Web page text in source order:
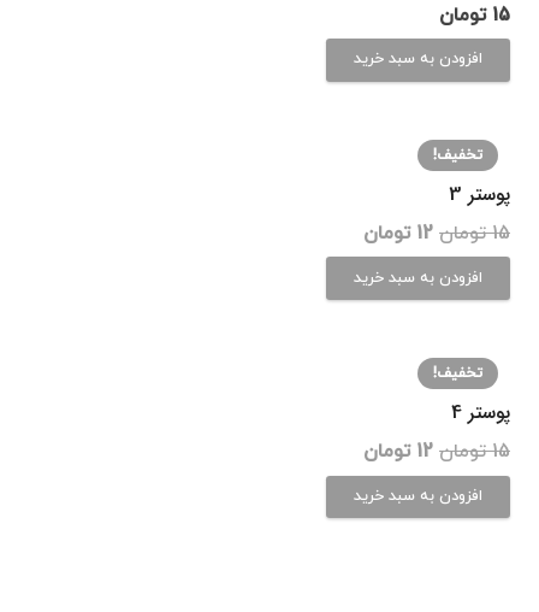
15 تومان
افزودن به سبد خرید
تخفیف!
پوستر 3
15 تومان قیمت
اصلی
15 تومان
12 تومان
فعلی
12 تومان
افزودن به سبد خرید
تخفیف!
پوستر 4
15 تومان قیمت
اصلی
15 تومان
12 تومان
فعلی
12 تومان
افزودن به سبد خرید